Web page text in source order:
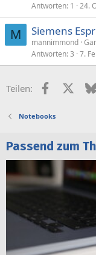
Antworten 1 24.
M Siemens
mannimmond
Antworten 3 7.
Teilen: Facebook
X
Notebooks
Passend zum